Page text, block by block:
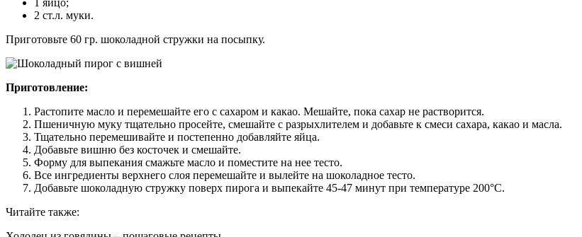
1 яйцо;
2 ст.л. муки.
Приготовьте 60 гр. шоколадной стружки на посыпку.
Приготовление:
Растопите масло и перемешайте его с сахаром и какао. Мешайте, пока сахар не растворится.
Пшеничную муку тщательно просейте, смешайте с разрыхлителем и добавьте к смеси сахара, какао и масла.
Тщательно перемешивайте и постепенно добавляйте яйца.
Добавьте вишню без косточек и смешайте.
Форму для выпекания смажьте масло и поместите на нее тесто.
Все ингредиенты верхнего слоя перемешайте и вылейте на шоколадное тесто.
Добавьте шоколадную стружку поверх пирога и выпекайте 45-47 минут при температуре 200°С.
Читайте также: